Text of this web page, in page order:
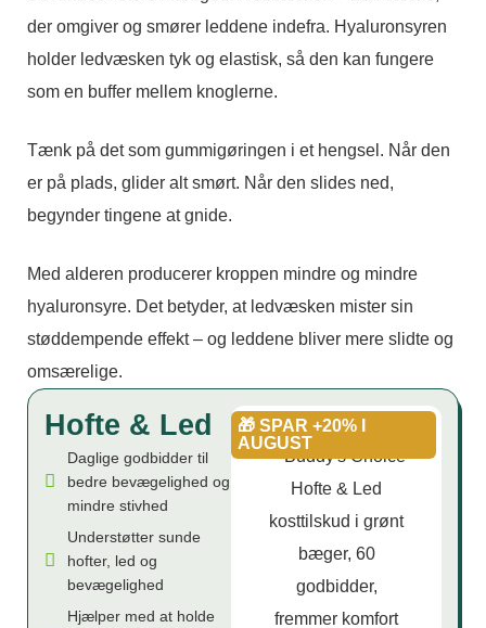
der omgiver og smører leddene indefra. Hyaluronsyren
holder ledvæsken tyk og elastisk, så den kan fungere
som en buffer mellem knoglerne.
Tænk på det som gummigøringen i et hengsel. Når den
er på plads, glider alt smørt. Når den slides ned,
begynder tingene at gnide.
Med alderen producerer kroppen mindre og mindre
hyaluronsyre. Det betyder, at ledvæsken mister sin
støddempende effekt – og leddene bliver mere slidte og
omsærelige.
Hofte & Led
Daglige godbidder til
bedre bevægelighed og
mindre stivhed
Understøtter sunde
hofter, led og
bevægelighed
Hjælper med at holde
🎁 SPAR +20% I
AUGUST